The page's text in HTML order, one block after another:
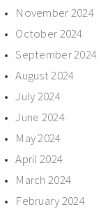
November 2024
October 2024
September 2024
August 2024
July 2024
June 2024
May 2024
April 2024
March 2024
February 2024